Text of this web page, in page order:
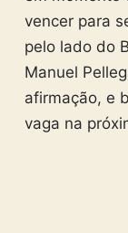
vencer para
pelo lado do
Manuel
afirmação, e
vaga na